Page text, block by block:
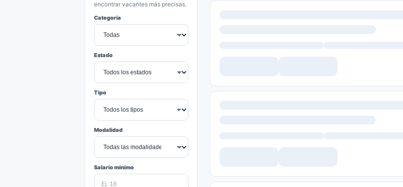
encontrar vacantes más precisas.
Categoría
Estado
Tipo
Modalidad
Salario mínimo